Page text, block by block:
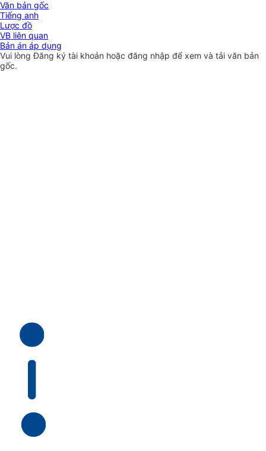
Văn bản gốc
Tiếng anh
Lược đồ
VB liên quan
Bản án áp dụng
Vui lòngĐăng ký tài khoản hoặc đăng nhập để xem và tải văn bản
gốc.